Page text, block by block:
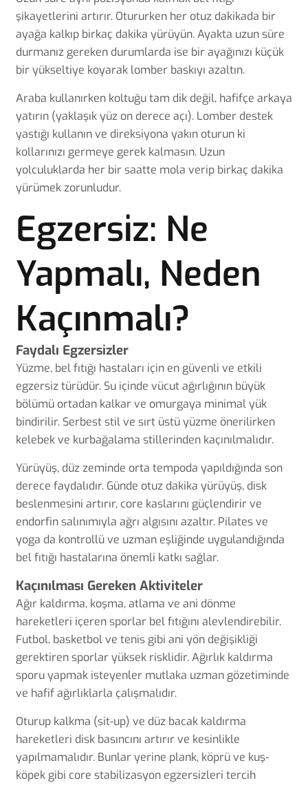
şikayetlerini artırır. Otururken her otuz dakikada bir
ayağa kalkıp birkaç dakika yürüyün. Ayakta uzun süre
durmanız gereken durumlarda ise bir ayağınızı küçük
bir yükseltiye koyarak lomber baskıyı azaltın.
Araba kullanırken koltuğu tam dik değil, hafifçe arkaya
yatırın (yaklaşık yüz on derece açı). Lomber destek
yastığı kullanın ve direksiyona yakın oturun ki
kollarınızı germeye gerek kalmasın. Uzun
yolculuklarda her bir saatte mola verip birkaç dakika
yürümek zorunludur.
Egzersiz: Ne
Yapmalı, Neden
Kaçınmalı?
Faydalı Egzersizler
Yüzme, bel fıtığı hastaları için en güvenli ve etkili
egzersiz türüdür. Su içinde vücut ağırlığının büyük
bölümü ortadan kalkar ve omurgaya minimal yük
bindirilir. Serbest stil ve sırt üstü yüzme önerilirken
kelebek ve kurbağalama stillerinden kaçınılmalıdır.
Yürüyüş, düz zeminde orta tempoda yapıldığında son
derece faydalıdır. Günde otuz dakika yürüyüş, disk
beslenmesini artırır, core kaslarını güçlendirir ve
endorfin salınımıyla ağrı algısını azaltır. Pilates ve
yoga da kontrollü ve uzman eşliğinde uygulandığında
bel fıtığı hastalarına önemli katkı sağlar.
Kaçınılması Gereken Aktiviteler
Ağır kaldırma, koşma, atlama ve ani dönme
hareketleri içeren sporlar bel fıtığını alevlendirebilir.
Futbol, basketbol ve tenis gibi ani yön değişikliği
gerektiren sporlar yüksek risklidir. Ağırlık kaldırma
sporu yapmak isteyenler mutlaka uzman gözetiminde
ve hafif ağırlıklarla çalışmalıdır.
Oturup kalkma (sit-up) ve düz bacak kaldırma
hareketleri disk basıncını artırır ve kesinlikle
yapılmamalıdır. Bunlar yerine plank, köprü ve kuş-
köpek gibi core stabilizasyon egzersizleri tercih